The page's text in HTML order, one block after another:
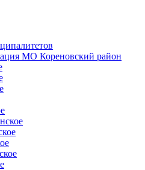
МО Кореновский район